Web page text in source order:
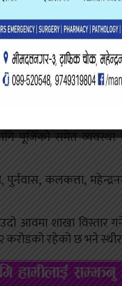
स्वरोजगार
लागि
लागि घरमै
समितिका
पूजिँको समेत व्यवस्था
कलकत्ता,
आवमा शाखा विस्तार
रहेको छ भने